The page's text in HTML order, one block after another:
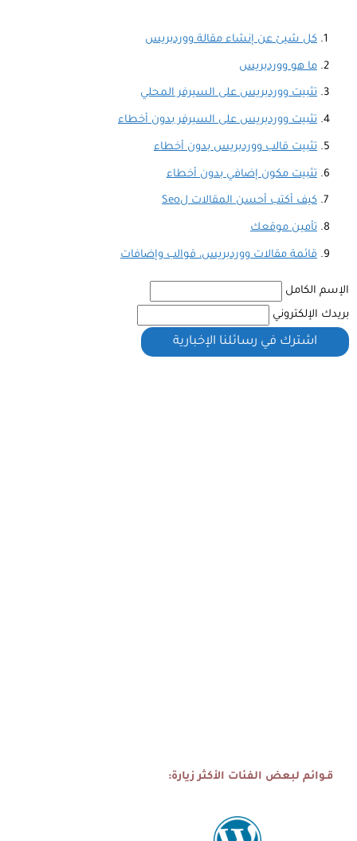
كل شيئ عن إنشاء مقالة ووردبريس
ما هو ووردبريس
تثبيت ووردبريس على السيرفر المحلي
تثبيت ووردبريس على السيرفر بدون أخطاء
تثبيت قالب ووردبريس بدون أخطاء
تثبيت مكون إضافي بدون أخطاء
كيف أكتب أحسن المقالات لSeo
تأمين موقعك
قائمة مقالات ووردبريس، قوالب وإضافات
الإسم الكامل
بريدك الإلكتروني
قـوائم لبعض الفئات الأكثر زيارة: